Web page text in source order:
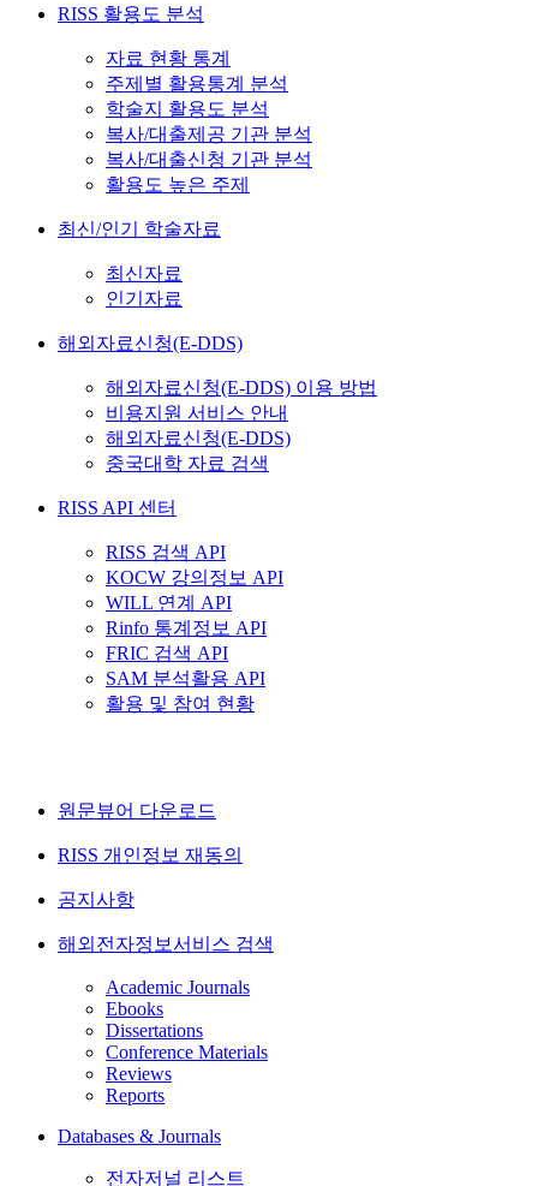
RISS 활용도 분석
자료 현황 통계
주제별 활용통계 분석
학술지 활용도 분석
복사/대출제공 기관 분석
복사/대출신청 기관 분석
활용도 높은 주제
최신/인기 학술자료
최신자료
인기자료
해외자료신청(E-DDS)
해외자료신청(E-DDS) 이용 방법
비용지원 서비스 안내
해외자료신청(E-DDS)
중국대학 자료 검색
RISS API 센터
RISS 검색 API
KOCW 강의정보 API
WILL 연계 API
Rinfo 통계정보 API
FRIC 검색 API
SAM 분석활용 API
활용 및 참여 현황
원문뷰어 다운로드
RISS 개인정보 재동의
공지사항
해외전자정보서비스 검색
Academic Journals
Ebooks
Dissertations
Conference Materials
Reviews
Reports
Databases & Journals
전자저널 리스트